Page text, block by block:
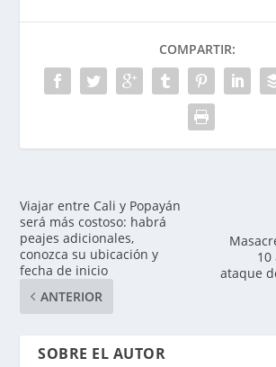
COMPARTIR:
Viajar entre Cali y Popayán
será más costoso: habrá
peajes adicionales,
conozca su ubicación y
fecha de inicio
ANTERIOR
10
ataque
SOBRE EL AUTOR